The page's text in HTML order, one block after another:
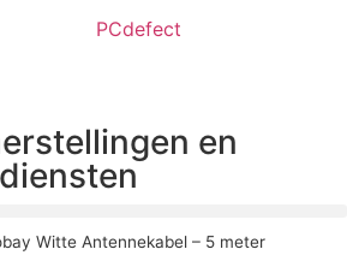
en
Witte Antennekabel – 5 meter